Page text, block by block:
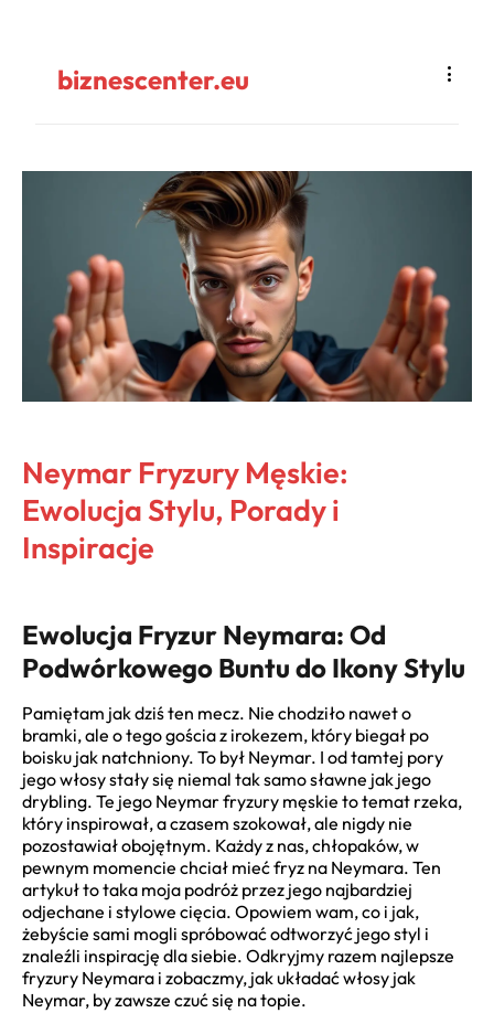
biznescenter.eu
Neymar Fryzury Męskie:
Ewolucja Stylu, Porady i
Inspiracje
Ewolucja Fryzur Neymara: Od
Podwórkowego Buntu do Ikony Stylu
Pamiętam jak dziś ten mecz. Nie chodziło nawet o
bramki, ale o tego gościa z irokezem, który biegał po
boisku jak natchniony. To był Neymar. I od tamtej pory
jego włosy stały się niemal tak samo sławne jak jego
drybling. Te jego Neymar fryzury męskie to temat rzeka,
który inspirował, a czasem szokował, ale nigdy nie
pozostawiał obojętnym. Każdy z nas, chłopaków, w
pewnym momencie chciał mieć fryz na Neymara. Ten
artykuł to taka moja podróż przez jego najbardziej
odjechane i stylowe cięcia. Opowiem wam, co i jak,
żebyście sami mogli spróbować odtworzyć jego styl i
znaleźli inspirację dla siebie. Odkryjmy razem najlepsze
fryzury Neymara i zobaczmy, jak układać włosy jak
Neymar, by zawsze czuć się na topie.